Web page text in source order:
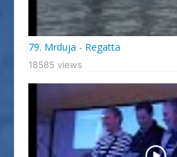
79. Mrduja - Regatta
18585 views